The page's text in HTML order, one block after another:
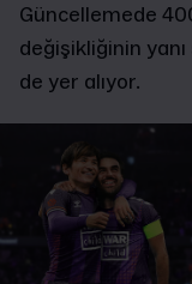
Güncellemede
değişikliğinin
de yer alıyor.